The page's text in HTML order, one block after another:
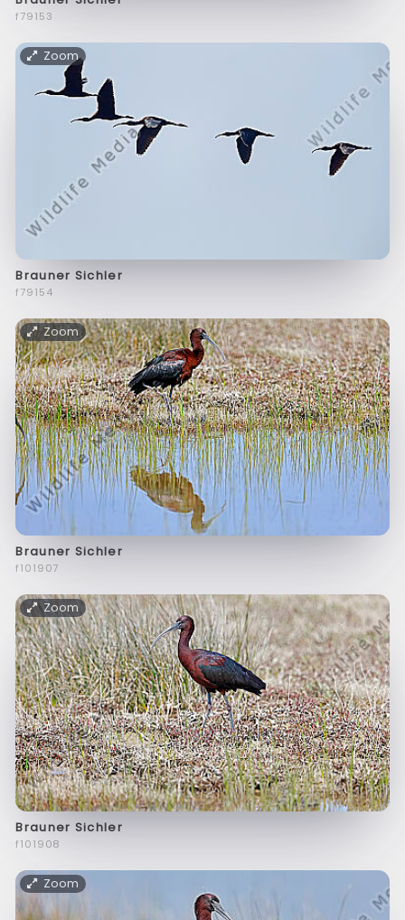
f79153
Zoom
Brauner Sichler
f79154
Zoom
Brauner Sichler
f101907
Zoom
Brauner Sichler
f101908
Zoom